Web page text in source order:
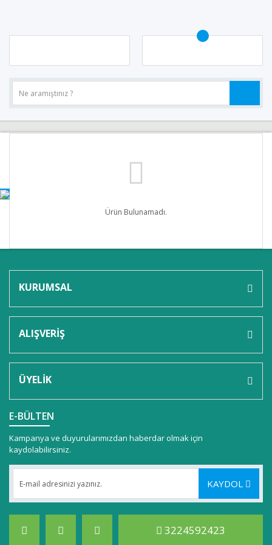
Ürün Bulunamadı.
KURUMSAL
ALIŞVERİŞ
ÜYELİK
E-BÜLTEN
Kampanya ve duyurularımızdan haberdar olmak için
kaydolabilirsiniz.
KAYDOL
3224592423